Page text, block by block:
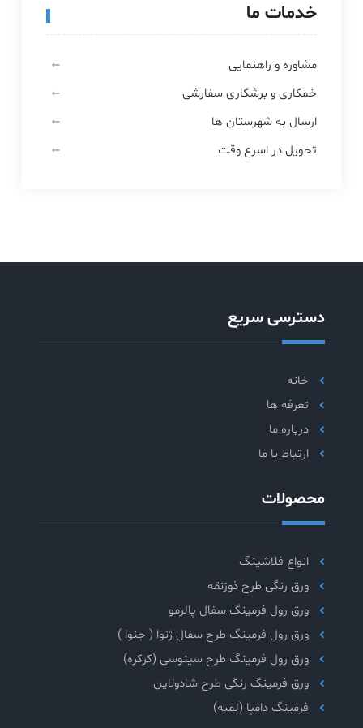
خدمات ما
مشاوره و راهنمایی
خمکاری و برشکاری سفارشی
ارسال به شهرستان ها
تحویل در اسرع وقت
دسترسی سریع
خانه
تعرفه ها
درباره ما
ارتباط با ما
محصولات
انواع فلاشینگ
ورق رنگی طرح ذوزنقه
ورق رول فرمینگ سفال پالرمو
ورق رول فرمینگ طرح سفال ژنوا ( جنوا )
ورق رول فرمینگ طرح سینوسی (کرکره)
ورق فرمینگ رنگی طرح شادولاین
فرمینگ دامپا (لمبه)